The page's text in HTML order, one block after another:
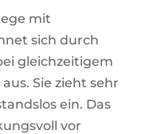
mit
sich durch
gleichzeitigem
Sie zieht sehr
ein. Das
vor